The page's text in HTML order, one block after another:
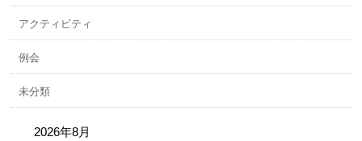
アクティビティ
例会
未分類
2026年8月